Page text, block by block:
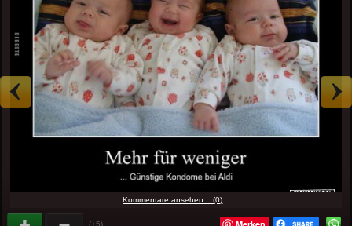
Kommentare ansehen... (0)
(+5)